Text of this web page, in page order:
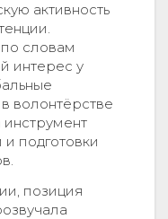
активность
словам
интерес у
волонтёрстве
инструмент
подготовки
позиция